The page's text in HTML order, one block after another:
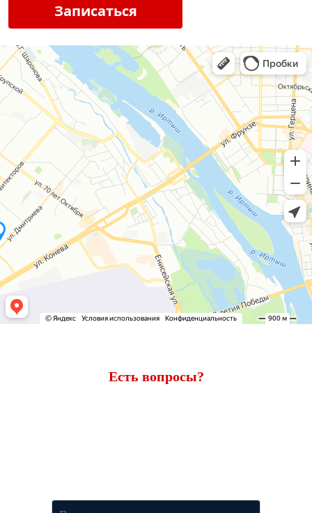
Записаться
Есть вопросы?